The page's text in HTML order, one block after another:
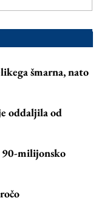
šmarna, nato
oddaljila od
milijonsko